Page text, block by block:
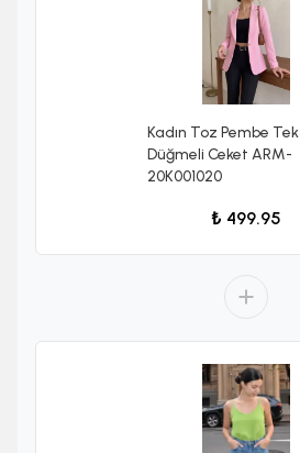
Kadın Toz Pembe Tek
Düğmeli Ceket ARM-
20K001020
₺ 499.95